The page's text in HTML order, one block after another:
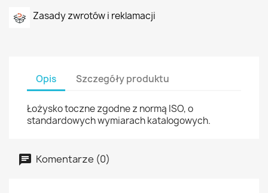
Zasady zwrotów i reklamacji
Opis Szczegóły produktu
Łożysko toczne zgodne z normą ISO, o
standardowych wymiarach katalogowych.
Komentarze (0)